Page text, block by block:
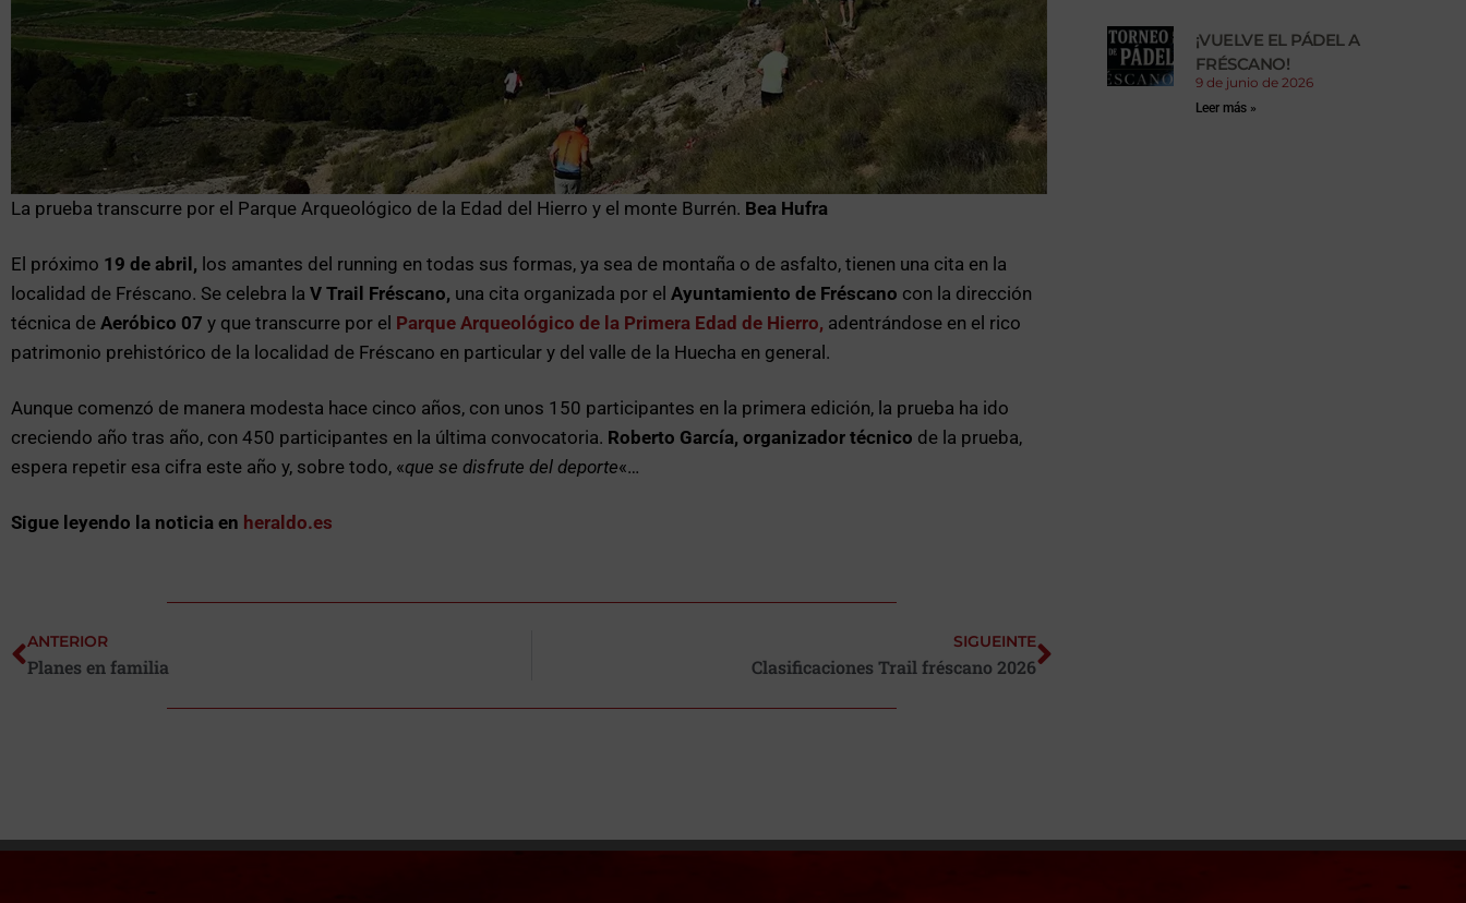
La prueba transcurre por el Parque Arqueológico de la Edad del Hierro y el monte Burrén. Bea Hufra
El próximo 19 de abril, los amantes del running en todas sus formas, ya sea de montaña o de asfalto, tienen una cita en la
localidad de Fréscano. Se celebra la V Trail Fréscano, una cita organizada por el Ayuntamiento de Fréscano con la dirección
técnica de Aeróbico 07 y que transcurre por el Parque Arqueológico de la Primera Edad de Hierro, adentrándose en el rico
patrimonio prehistórico de la localidad de Fréscano en particular y del valle de la Huecha en general.
Aunque comenzó de manera modesta hace cinco años, con unos 150 participantes en la primera edición, la prueba ha ido
creciendo año tras año, con 450 participantes en la última convocatoria. Roberto García, organizador técnico de la prueba,
espera repetir esa cifra este año y, sobre todo, «que se disfrute del deporte«…
Sigue leyendo la noticia en heraldo.es
ANTERIOR
Planes en familia
SIGUEINTE
Clasificaciones Trail fréscano 2026
¡VUELVE EL PÁDEL A
FRÉSCANO!
9 de junio de 2026
Leer más »